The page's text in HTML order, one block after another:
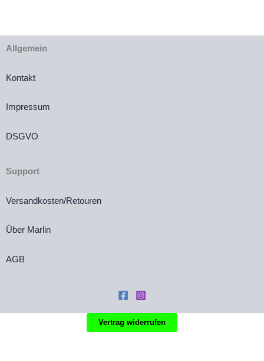
Allgemein
Kontakt
Impressum
DSGVO
Support
Versandkosten/Retouren
Über Marlin
AGB
Vertrag widerrufen